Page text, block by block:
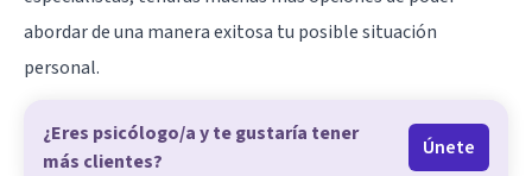
abordar de una manera exitosa tu posible situación
personal.
¿Eres psicólogo/a y te gustaría tener
más clientes?
Únete